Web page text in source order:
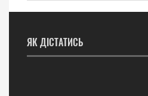
ЯК ДІСТАТИСЬ